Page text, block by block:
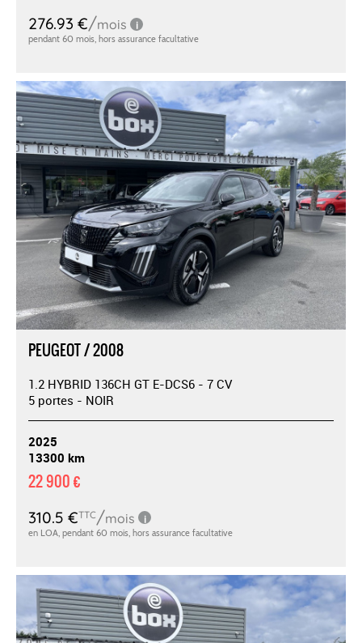
PEUGEOT / 2008
1.2 HYBRID 136CH GT E-DCS6 - 7 CV
5 portes - NOIR
2025
13300 km
22 900 €